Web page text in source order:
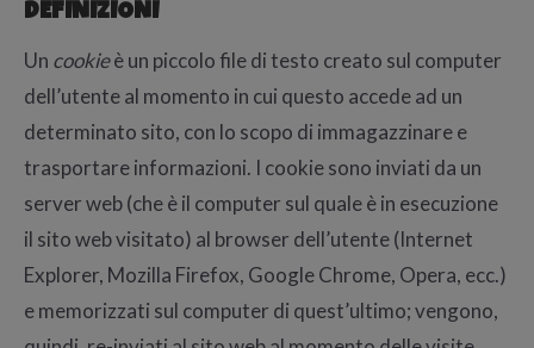
DEFINIZIONI
Un cookieè un piccolo file di testo creato sul computer
dell’utente al momento in cui questo accede ad un
determinato sito, con lo scopo di immagazzinare e
trasportare informazioni. I cookie sono inviati da un
server web (che è il computer sul quale è in esecuzione
il sito web visitato) al browser dell’utente (Internet
Explorer, Mozilla Firefox, Google Chrome, Opera, ecc.)
e memorizzati sul computer di quest’ultimo; vengono,